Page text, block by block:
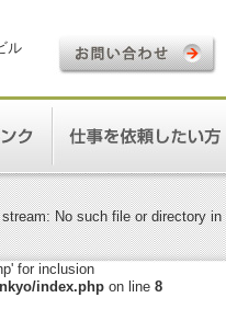
ル
No such file or directory in
for inclusion
index.phpon line 8